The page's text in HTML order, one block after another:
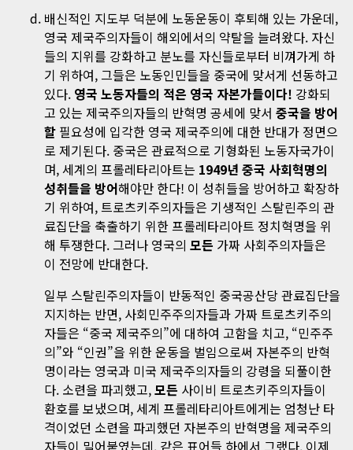
배신적인 지도부 덕분에 노동운동이 후퇴해 있는 가운데,
영국 제국주의자들이 해외에서의 약탈을 늘려왔다. 자신
들의 지위를 강화하고 분노를 자신들로부터 비껴가게 하
기 위하여, 그들은 노동인민들을 중국에 맞서게 선동하고
있다. 영국 노동자들의 적은 영국 자본가들이다! 강화되
고 있는 제국주의자들의 반혁명 공세에 맞서 중국을 방어
할 필요성에 입각한 영국 제국주의에 대한 반대가 정면으
로 제기된다. 중국은 관료적으로 기형화된 노동자국가이
며, 세계의 프롤레타리아트는 1949년 중국 사회혁명의
성취들을 방어해야만 한다! 이 성취들을 방어하고 확장하
기 위하여, 트로츠키주의자들은 기생적인 스탈린주의 관
료집단을 축출하기 위한 프롤레타리아트 정치혁명을 위
해 투쟁한다. 그러나 영국의 모든 가짜 사회주의자들은
이 전망에 반대한다.
일부 스탈린주의자들이 반동적인 중국공산당 관료집단을
지지하는 반면, 사회민주주의자들과 가짜 트로츠키주의
자들은 “중국 제국주의”에 대하여 고함을 치고, “민주주
의”와 “인권”을 위한 운동을 벌임으로써 자본주의 반혁
명이라는 영국과 미국 제국주의자들의 강령을 되풀이한
다. 소련을 파괴했고,모든 사이비 트로츠키주의자들이
환호를 보냈으며, 세계 프롤레타리아트에게는 엄청난 타
격이었던 소련을 파괴했던 자본주의 반혁명을 제국주의